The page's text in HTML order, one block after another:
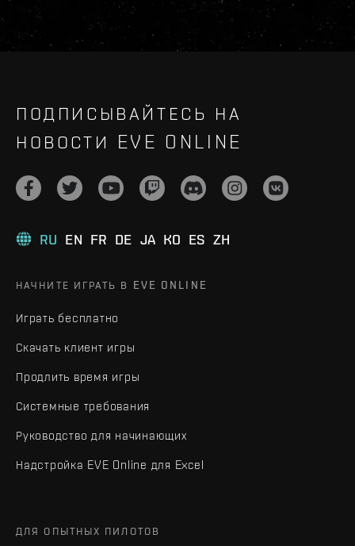
ПОДПИСЫВАЙТЕСЬ НА
НОВОСТИ EVE ONLINE
RU EN FR DE JA KO ES ZH
НАЧНИТЕ ИГРАТЬ В EVE ONLINE
Играть бесплатно
Скачать клиент игры
Продлить время игры
Системные требования
Руководство для начинающих
Надстройка EVE Online для Excel
ДЛЯ ОПЫТНЫХ ПИЛОТОВ